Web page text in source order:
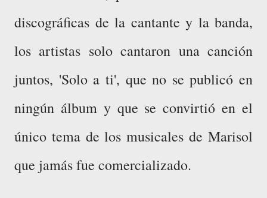
discográficas de la cantante y la banda,
los artistas solo cantaron una canción
juntos, 'Solo a ti', que no se publicó en
ningún álbum y que se convirtió en el
único tema de los musicales de Marisol
que jamás fue comercializado.